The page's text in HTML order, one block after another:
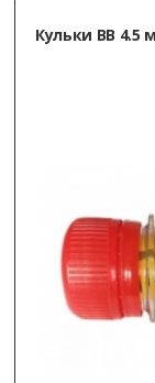
Кульки ВВ 4.5